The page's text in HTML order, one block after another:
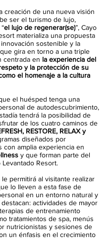
creación de una nueva visión
ser el turismo de lujo,
el lujo de regenerar(se)”, Cayo
materializa una propuesta
sostenible y la
gira en torno a una triple
centrada en la experiencia del
y la protección de su
el homenaje a la cultura
el huésped tenga una
de autodescubrimiento,
tendrá la posibilidad de
de los cuatro caminos de
RESTORE, RELAX y
diseñados por
con amplia experiencia en
y que forman parte del
Levantado Resort.
le permitirá al visitante realizar
lo lleven a esta fase de
en un entorno natural y
actividades de mayor
de entrenamiento
tratamientos de spa, menús
nutricionistas y sesiones de
un énfasis en el crecimiento